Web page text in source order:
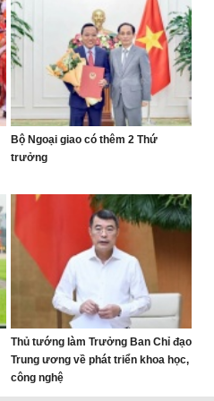
Bộ Ngoại giao có thêm 2 Thứ
trưởng
Thủ tướng làm Trưởng Ban Chỉ đạo
Trung ương về phát triển khoa học,
công nghệ